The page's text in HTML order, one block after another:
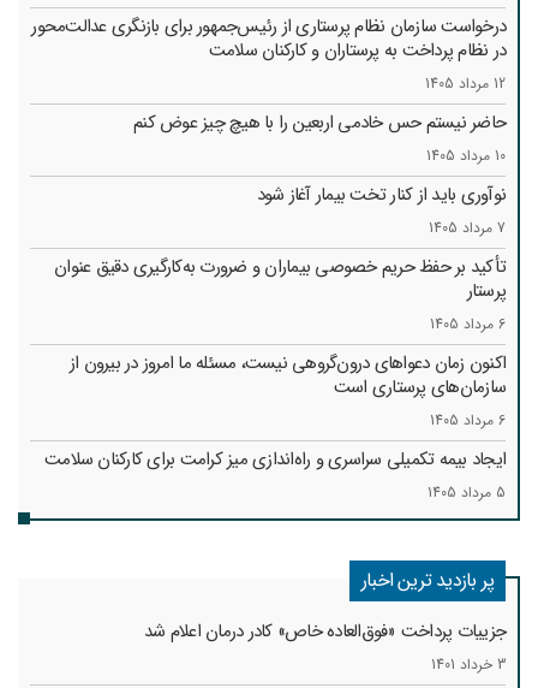
درخواست سازمان نظام پرستاری از رئیس‌جمهور برای بازنگری عدالت‌محور
در نظام پرداخت به پرستاران و کارکنان سلامت
12 مرداد 1405
حاضر نیستم حس خادمی اربعین را با هیچ چیز عوض کنم
10 مرداد 1405
نوآوری باید از کنار تخت بیمار آغاز شود
7 مرداد 1405
تأکید بر حفظ حریم خصوصی بیماران و ضرورت به‌کارگیری دقیق عنوان
پرستار
6 مرداد 1405
اکنون زمان دعواهای درون‌گروهی نیست، مسئله ما امروز در بیرون از
سازمان‌های پرستاری است
6 مرداد 1405
ایجاد بیمه تکمیلی سراسری و راه‌اندازی میز کرامت برای کارکنان سلامت
5 مرداد 1405
پر بازدید ترین اخبار
جزییات پرداخت «فوق‌العاده خاص» کادر درمان اعلام شد
3 خرداد 1401